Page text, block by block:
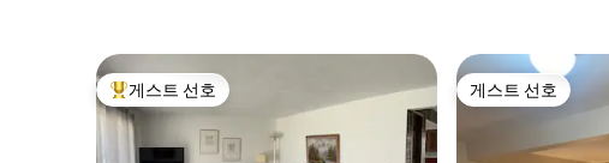
상위 게스트 선호
게스트 선호 게스트 선호
게스트 선호